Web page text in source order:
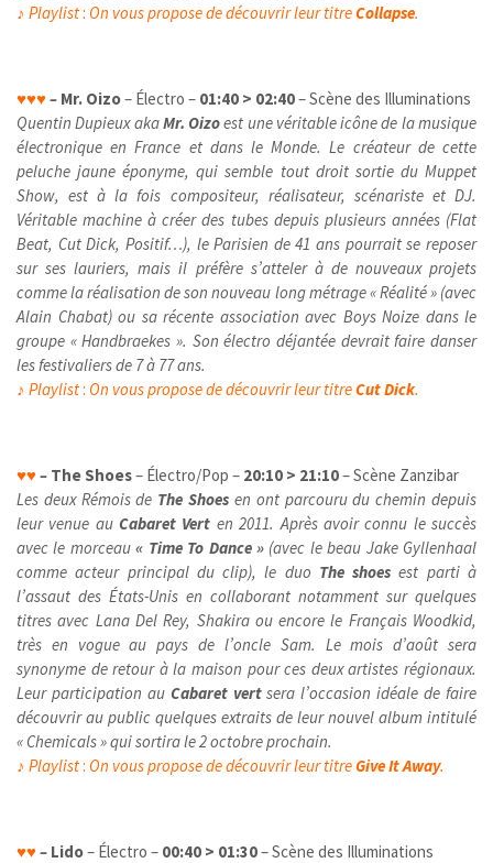
♪ Playlist: On vous propose de découvrir leur titreCollapse.
♥♥♥– Mr. Oizo– Électro – 01:40 > 02:40– Scène des Illuminations
Quentin Dupieux akaMr. Oizoest une véritable icône de la musique
électronique en France et dans le Monde. Le créateur de cette
peluche jaune éponyme, qui semble tout droit sortie du Muppet
Show, est à la fois compositeur, réalisateur, scénariste et DJ.
Véritable machine à créer des tubes depuis plusieurs années (Flat
Beat, Cut Dick, Positif…), le Parisien de 41 ans pourrait se reposer
sur ses lauriers, mais il préfère s’atteler à de nouveaux projets
comme la réalisation de son nouveau long métrage « Réalité » (avec
Alain Chabat) ou sa récente association avec Boys Noize dans le
groupe « Handbraekes ». Son électro déjantée devrait faire danser
les festivaliers de 7 à 77 ans.
♪ Playlist: On vous propose de découvrir leur titreCut Dick.
♥♥– The Shoes– Électro/Pop – 20:10 > 21:10– Scène Zanzibar
Les deux Rémois de The Shoes en ont parcouru du chemin depuis
leur venue au Cabaret Vert en 2011. Après avoir connu le succès
avec le morceau« Time To Dance »(avec le beau Jake Gyllenhaal
comme acteur principal du clip), le duo The shoes est parti à
l’assaut des États-Unis en collaborant notamment sur quelques
titres avec Lana Del Rey, Shakira ou encore le Français Woodkid,
très en vogue au pays de l’oncle Sam. Le mois d’août sera
synonyme de retour à la maison pour ces deux artistes régionaux.
Leur participation au Cabaret vertsera l’occasion idéale de faire
découvrir au public quelques extraits de leur nouvel album intitulé
« Chemicals » qui sortira le 2 octobre prochain.
♪ Playlist: On vous propose de découvrir leur titreGive It Away.
♥♥– Lido– Électro – 00:40 > 01:30– Scène des Illuminations